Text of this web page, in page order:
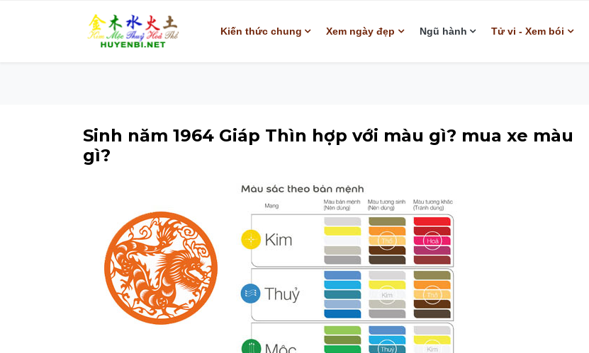
Kiến thức chung Xem ngày đẹp Ngũ hành Tử vi - Xem bói
Sinh năm 1964 Giáp Thìn hợp với màu gì? mua xe màu
gì?